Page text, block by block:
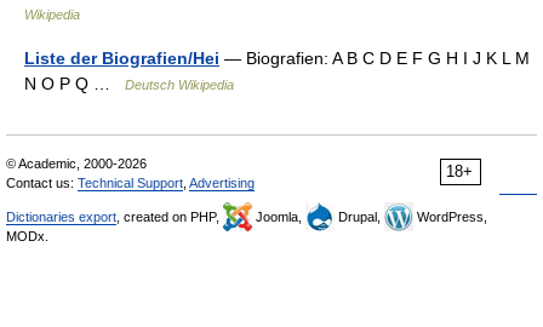
Wikipedia
Liste der Biografien/Hei — Biografien: A B C D E F G H I J K L M
N O P Q …
Deutsch Wikipedia
18+
© Academic, 2000-2026
Contact us: Technical Support Advertising
Dictionaries export , created on PHP, Joomla, Drupal,
WordPress,
MODx.